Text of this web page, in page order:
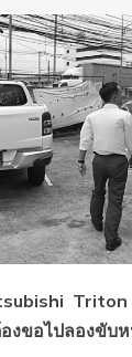
Triton
งขอไปลองขับ